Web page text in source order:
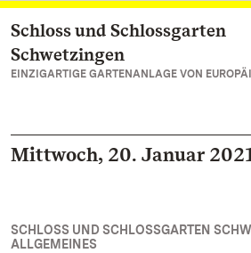
Zum Hauptinhalt springen
Schloss und Schlossgarten
Schwetzingen
EINZIGARTIGE GARTENANLAGE VON
Mittwoch, 20. Januar
SCHLOSS UND SCHLOSSGARTEN
ALLGEMEINES